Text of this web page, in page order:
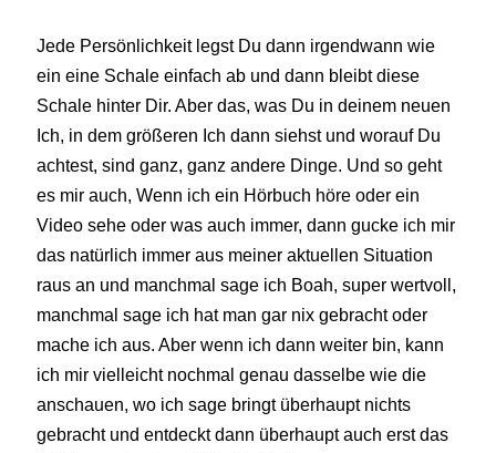
Jede Persönlichkeit legst Du dann irgendwann wie
ein eine Schale einfach ab und dann bleibt diese
Schale hinter Dir. Aber das, was Du in deinem neuen
Ich, in dem größeren Ich dann siehst und worauf Du
achtest, sind ganz, ganz andere Dinge. Und so geht
es mir auch, Wenn ich ein Hörbuch höre oder ein
Video sehe oder was auch immer, dann gucke ich mir
das natürlich immer aus meiner aktuellen Situation
raus an und manchmal sage ich Boah, super wertvoll,
manchmal sage ich hat man gar nix gebracht oder
mache ich aus. Aber wenn ich dann weiter bin, kann
ich mir vielleicht nochmal genau dasselbe wie die
anschauen, wo ich sage bringt überhaupt nichts
gebracht und entdeckt dann überhaupt auch erst das